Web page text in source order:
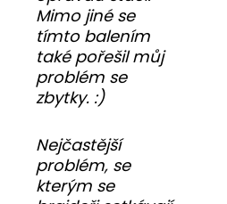
Mimo jiné se
tímto balením
také pořešil můj
problém se
zbytky. :)
Nejčastější
problém, se
kterým se